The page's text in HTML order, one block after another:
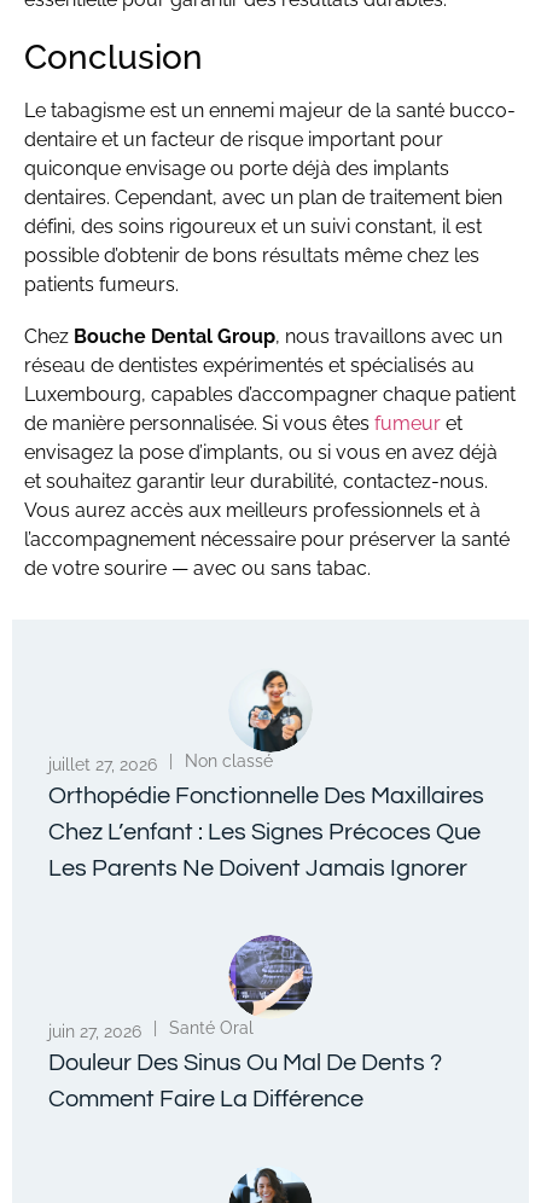
Conclusion
Le tabagisme est un ennemi majeur de la santé bucco-
dentaire et un facteur de risque important pour
quiconque envisage ou porte déjà des implants
dentaires. Cependant, avec un plan de traitement bien
défini, des soins rigoureux et un suivi constant, il est
possible d’obtenir de bons résultats même chez les
patients fumeurs.
Chez Bouche Dental Group, nous travaillons avec un
réseau de dentistes expérimentés et spécialisés au
Luxembourg, capables d’accompagner chaque patient
de manière personnalisée. Si vous êtes fumeur et
envisagez la pose d’implants, ou si vous en avez déjà
et souhaitez garantir leur durabilité, contactez-nous.
Vous aurez accès aux meilleurs professionnels et à
l’accompagnement nécessaire pour préserver la santé
de votre sourire — avec ou sans tabac.
juillet 27, 2026 | Non classé
Orthopédie Fonctionnelle Des Maxillaires
Chez L’enfant : Les Signes Précoces Que
Les Parents Ne Doivent Jamais Ignorer
juin 27, 2026 | Santé Oral
Douleur Des Sinus Ou Mal De Dents ?
Comment Faire La Différence